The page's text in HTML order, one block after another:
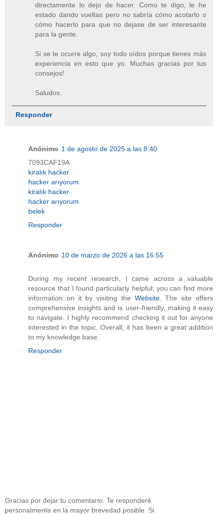
directamente lo dejo de hacer. Como te digo, le he
estado dando vueltas pero no sabría cómo acotarlo o
cómo hacerlo para que no dejase de ser interesante
para la gente.
Si se te ocurre algo, soy todo oídos porque tienes más
experiencia en esto que yo. Muchas gracias por tus
consejos!
Saludos.
Responder
Anónimo 1 de agosto de 2025 a las 8:40
7093CAF19A
kiralık hacker
hacker arıyorum
kiralık hacker
hacker arıyorum
belek
Responder
Anónimo 10 de marzo de 2026 a las 16:55
During my recent research, I came across a valuable
resource that I found particularly helpful; you can find more
information on it by visiting the Website. The site offers
comprehensive insights and is user-friendly, making it easy
to navigate. I highly recommend checking it out for anyone
interested in the topic. Overall, it has been a great addition
to my knowledge base.
Responder
Gracias por dejar tu comentario. Te responderé
personalmente en la mayor brevedad posible. Si